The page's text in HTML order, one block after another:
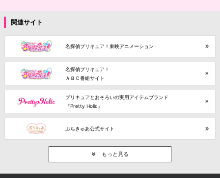
関連サイト
名探偵プリキュア！東映アニメーション
名探偵プリキュア！
ＡＢＣ番組サイト
プリキュアとおそろいの実用アイテムブランド
『Pretty Holic』
ぷちきゅあ公式サイト
もっと見る